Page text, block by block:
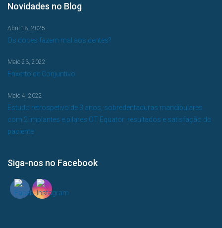
Novidades no Blog
Os doces fazem mal aos dentes?
Abril 18, 2025
Enxerto de Conjuntivo
Maio 23, 2022
Estudo retrospetivo de 3 anos, sobredentaduras mandibulares
com 2 implantes e pilares OT Equator: resultados e satisfação do
paciente
Maio 4, 2022
Siga-nos no Facebook